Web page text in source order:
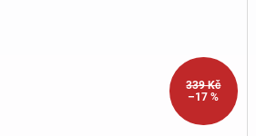
339 Kč
–17 %